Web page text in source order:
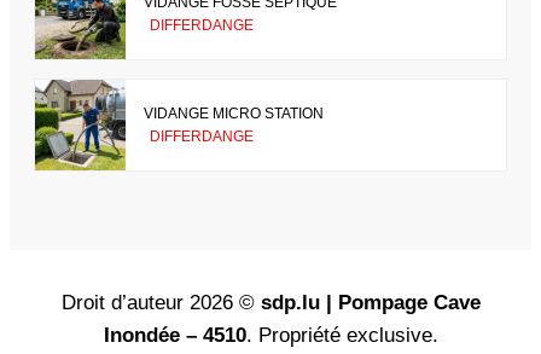
DIFFERDANGE
VIDANGE MICRO STATION
DIFFERDANGE
Droit d’auteur 2026 © sdp.lu | Pompage Cave
Inondée – 4510. Propriété exclusive.